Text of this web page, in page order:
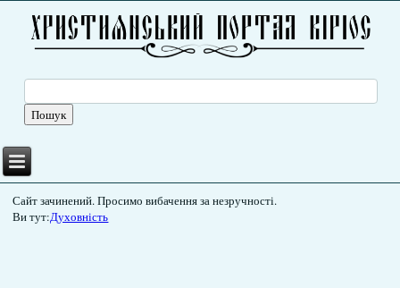
Сайт зачинений. Просимо вибачення за незручності.
Ви тут:Духовність